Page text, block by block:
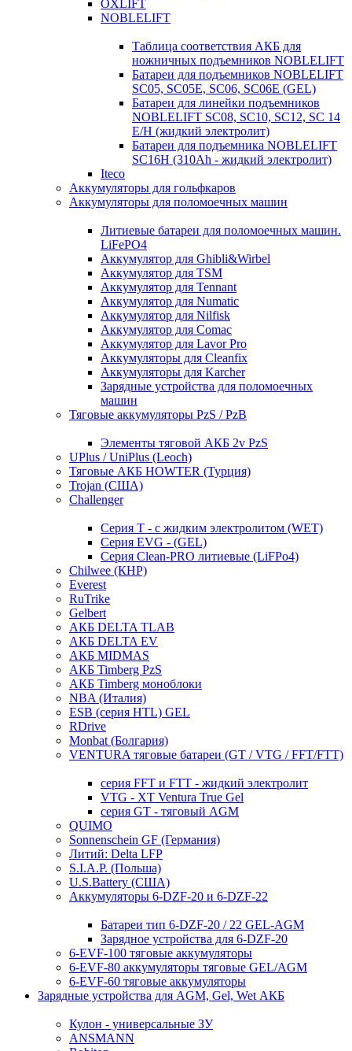
OXLIFT
NOBLELIFT
Таблица соответствия АКБ для
ножничных подъемников NOBLELIFT
Батареи для подъемников NOBLELIFT
SC05, SC05E, SC06, SC06E (GEL)
Батареи для линейки подъемников
NOBLELIFT SC08, SC10, SC12, SC 14
E/H (жидкий электролит)
Батареи для подъемника NOBLELIFT
SC16H (310Ah - жидкий электролит)
Iteco
Аккумуляторы для гольфкаров
Аккумуляторы для поломоечных машин
Литиевые батареи для поломоечных машин.
LiFePO4
Аккумулятор для Ghibli&Wirbel
Аккумулятор для TSM
Аккумулятор для Tennant
Аккумулятор для Numatic
Аккумулятор для Nilfisk
Аккумулятор для Comac
Аккумулятор для Lavor Pro
Аккумуляторы для Cleanfix
Аккумуляторы для Karcher
Зарядные устройства для поломоечных
машин
Тяговые аккумуляторы PzS / PzB
Элементы тяговой АКБ 2v PzS
UPlus / UniPlus (Leoch)
Тяговые АКБ HOWTER (Турция)
Trojan (США)
Challenger
Серия T - с жидким электролитом (WET)
Серия EVG - (GEL)
Серия Clean-PRO литиевые (LiFPo4)
Chilwee (КНР)
Everest
RuTrike
Gelbert
АКБ DELTA TLAB
АКБ DELTA EV
АКБ MIDMAS
АКБ Timberg PzS
АКБ Timberg моноблоки
NBA (Италия)
ESB (серия HTL) GEL
RDrive
Monbat (Болгария)
VENTURA тяговые батареи (GT / VTG / FFT/FTT)
серия FFT и FTT - жидкий электролит
VTG - XT Ventura True Gel
серия GT - тяговый AGM
QUIMO
Sonnenschein GF (Германия)
Литий: Delta LFP
S.I.A.P. (Польша)
U.S.Battery (США)
Аккумуляторы 6-DZF-20 и 6-DZF-22
Батареи тип 6-DZF-20 / 22 GEL-AGM
Зарядное устройства для 6-DZF-20
6-EVF-100 тяговые аккумуляторы
6-EVF-80 аккумуляторы тяговые GEL/AGM
6-EVF-60 тяговые аккумуляторы
Зарядные устройства для AGM, Gel, Wet АКБ
Кулон - универсальные ЗУ
ANSMANN